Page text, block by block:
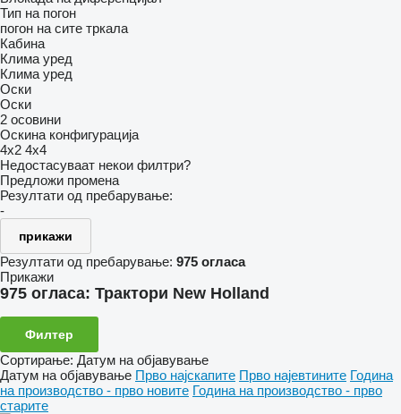
Тип на погон
погон на сите тркала
Кабина
Клима уред
Клима уред
Оски
Оски
2 осовини
Оскина конфигурација
4x2 4x4
Недостасуваат некои филтри?
Предложи промена
Резултати од пребарување:
-
прикажи
Резултати од пребарување: 975 огласа
Прикажи
975 огласа: Трактори New Holland
Филтер
Сортирање: Датум на објавување
Датум на објавување Прво најскапите Прво најевтините Година
на производство - прво новите Година на производство - прво
старите